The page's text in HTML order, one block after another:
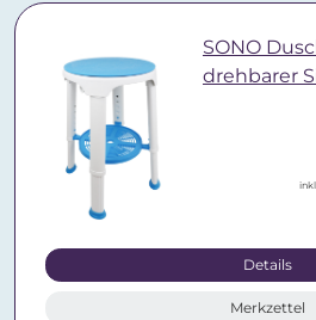
SONO
drehbarer
Details
Merkzettel